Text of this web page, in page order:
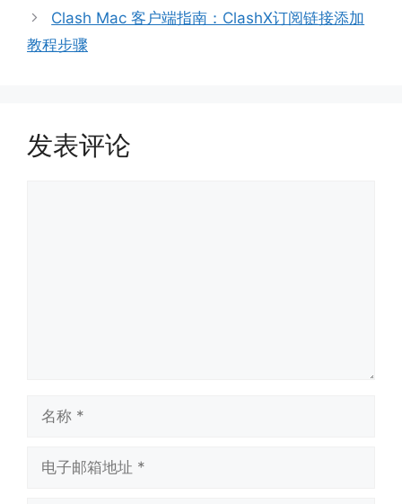
Clash Mac 客户端指南：ClashX订阅链接添加
教程步骤
发表评论